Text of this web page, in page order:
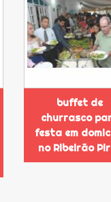
buffet de
churrasco
festa em
no Ribeirão